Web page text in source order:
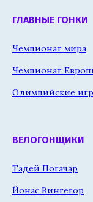
ГЛАВНЫЕ ГОНКИ
Чемпионат мира
Чемпионат
Олимпийские
ВЕЛОГОНЩИКИ
Тадей Погачар
Йонас Вингегор